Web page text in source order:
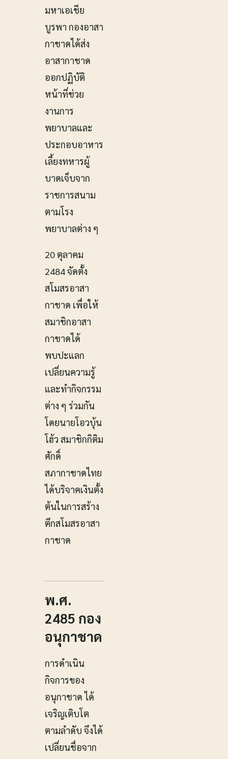
มหาเอเชีย
บูรพา กองอาสา
กาชาดได้ส่ง
อาสากาชาด
ออกปฏิบัติ
หน้าที่ช่วย
งานการ
พยาบาลและ
ประกอบอาหาร
เลี้ยงทหารผู้
บาดเจ็บจาก
ราชการสนาม
ตามโรง
พยาบาลต่าง ๆ
20 ตุลาคม
2484 จัดตั้ง
สโมสรอาสา
กาชาด เพื่อให้
สมาชิกอาสา
กาชาดได้
พบปะแลก
เปลี่ยนความรู้
และทำกิจกรรม
ต่าง ๆ ร่วมกัน
โดยนายโอวบุ้น
โฮ้ว สมาชิกกิติม
ศักดิ์
สภากาชาดไทย
ได้บริจาคเงินตั้ง
ต้นในการสร้าง
ตึกสโมสรอาสา
กาชาด
พ.ศ.
2485 กอง
อนุกาชาด
การดำเนิน
กิจการของ
อนุกาชาด ได้
เจริญเติบโต
ตามลำดับ จึงได้
เปลี่ยนชื่อจาก